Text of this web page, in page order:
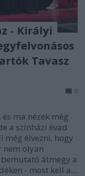
- Királyi
Tavasz
0
ma nézek még
a színházi évad
még élvezni, hogy
nem olyan
átmegy a
- most kell a…